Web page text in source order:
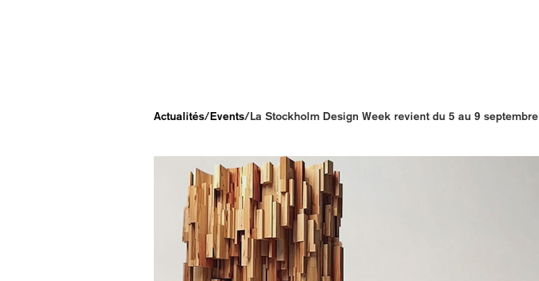
Actualités/Events/La Stockholm Design Week revient du 5 au 9 septembre